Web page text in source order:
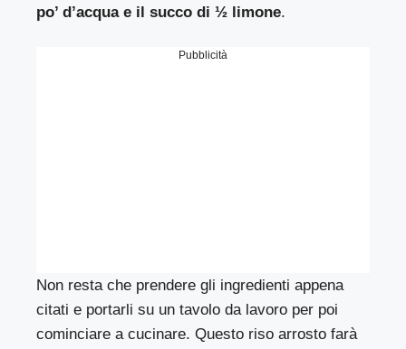
po’ d’acqua e il succo di ½ limone.
Pubblicità
Non resta che prendere gli ingredienti appena
citati e portarli su un tavolo da lavoro per poi
cominciare a cucinare. Questo riso arrosto farà